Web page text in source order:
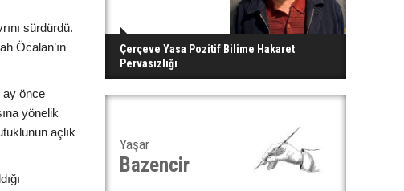
sürdürdü.
Öcalan’ın
ay önce
yönelik
açlık
Çerçeve Yasa Pozitif Bilime Hakaret
Pervasızlığı
Yaşar
Bazencir